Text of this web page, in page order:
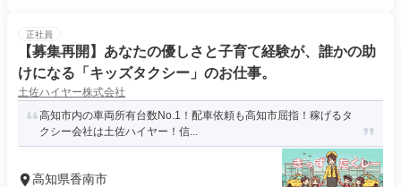
正社員
【募集再開】あなたの優しさと子育て経験が、誰かの助
けになる「キッズタクシー」のお仕事。
土佐ハイヤー株式会社
高知市内の車両所有台数No.1！配車依頼も高知市屈指！稼げるタ
クシー会社は土佐ハイヤー！信...
高知県香南市